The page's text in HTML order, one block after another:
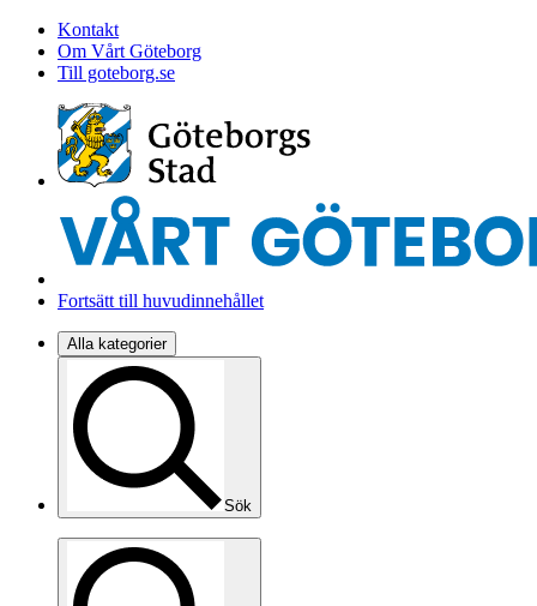
Kontakt
Om Vårt Göteborg
Till goteborg.se
Fortsätt till huvudinnehållet
Alla kategorier
Sök